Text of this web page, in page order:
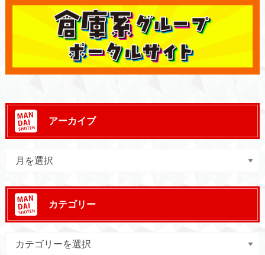
アーカイブ
カテゴリー